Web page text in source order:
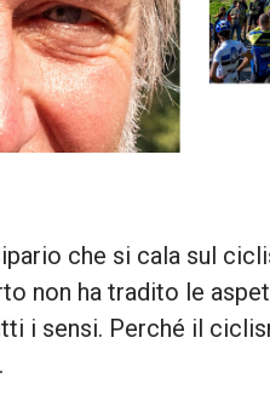
che si cala sul
non ha tradito le
i sensi. Perché il